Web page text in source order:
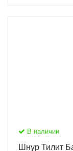
В наличии
Шнур Тилит